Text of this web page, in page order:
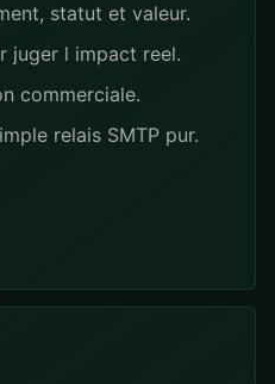
statut et valeur.
juger l impact reel.
commerciale.
relais SMTP pur.